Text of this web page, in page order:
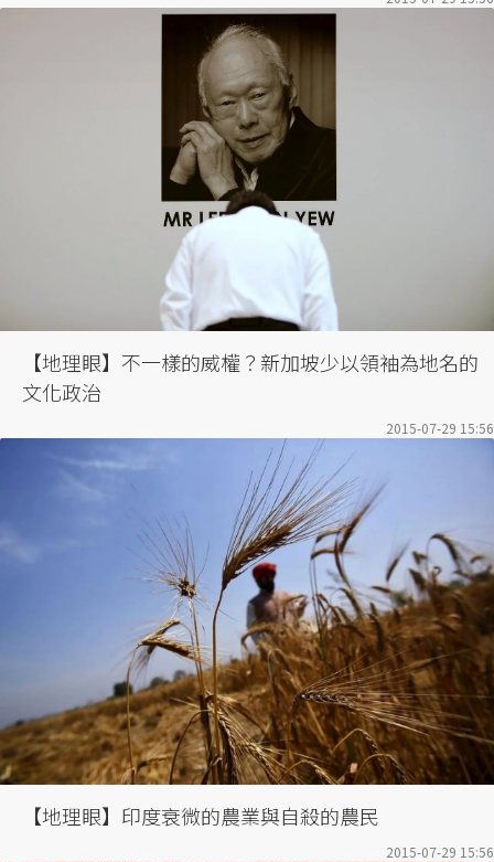
【地理眼】不一樣的威權？新加坡少以領袖為地名的
文化政治
2015-07-29 15:56
【地理眼】印度衰微的農業與自殺的農民
2015-07-29 15:56